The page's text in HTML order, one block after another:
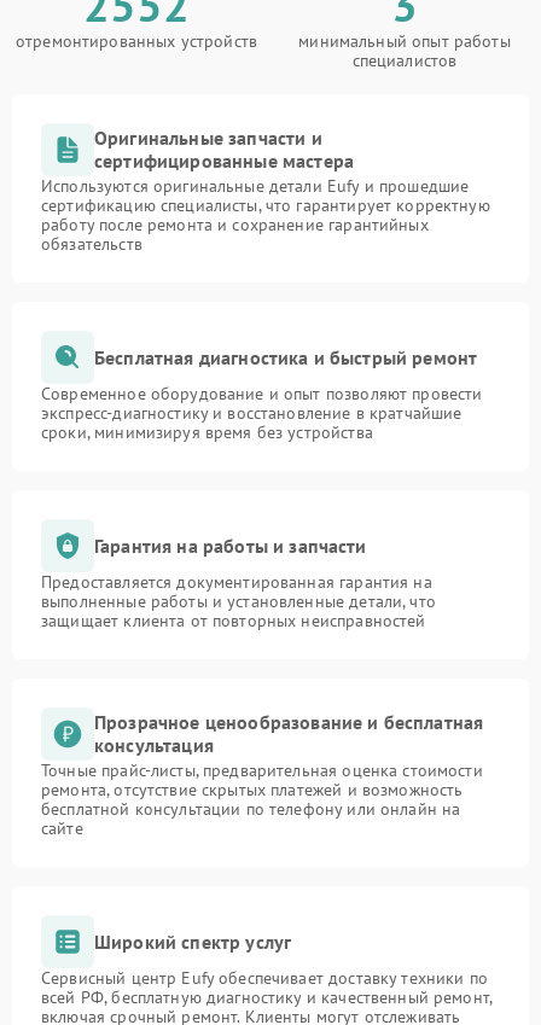
отремонтированных устройств
минимальный опыт работы
специалистов
Оригинальные запчасти и
сертифицированные мастера
Используются оригинальные детали Eufy и прошедшие
сертификацию специалисты, что гарантирует корректную
работу после ремонта и сохранение гарантийных
обязательств
Бесплатная диагностика и быстрый ремонт
Современное оборудование и опыт позволяют провести
экспресс-диагностику и восстановление в кратчайшие
сроки, минимизируя время без устройства
Гарантия на работы и запчасти
Предоставляется документированная гарантия на
выполненные работы и установленные детали, что
защищает клиента от повторных неисправностей
Прозрачное ценообразование и бесплатная
консультация
Точные прайс-листы, предварительная оценка стоимости
ремонта, отсутствие скрытых платежей и возможность
бесплатной консультации по телефону или онлайн на
сайте
Широкий спектр услуг
Сервисный центр Eufy обеспечивает доставку техники по
всей РФ, бесплатную диагностику и качественный ремонт,
включая срочный ремонт. Клиенты могут отслеживать